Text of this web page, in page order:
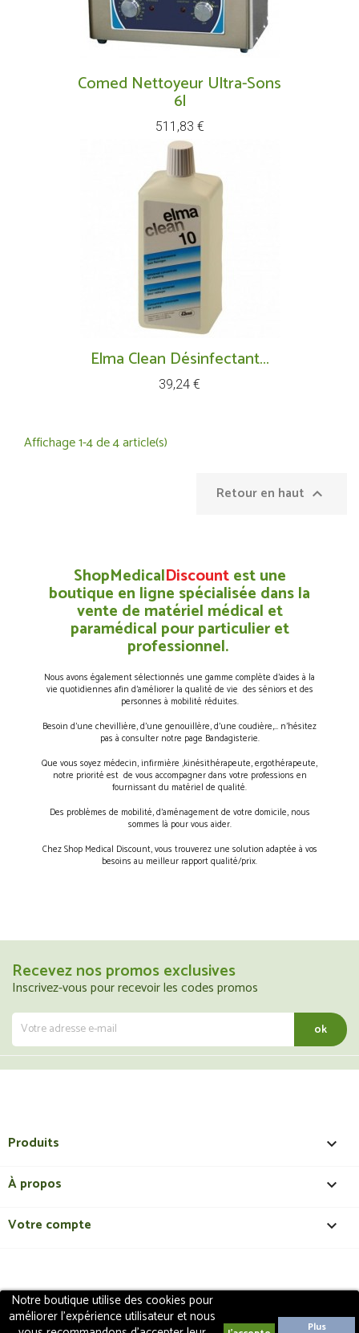
Notre boutique utilise des cookies pour
améliorer l'expérience utilisateur et nous
Plus
Comed Nettoyeur Ultra-Sons
6l
Prix
511,83 €
Elma Clean Désinfectant...
Prix
39,24 €
Affichage 1-4 de 4 article(s)
Retour en haut 
ShopMedicalDiscountest une
boutique en ligne spécialisée dans la
vente de matériel médical et
paramédical pour particulier et
professionnel.
Nous avons également sélectionnés une gamme complète d’aides à la
vie quotidiennes afin d’améliorer la qualité de vie des séniors et des
personnes à mobilité réduites.
Besoin d’une chevillière, d’une genouillère, d’une coudière,… n’hésitez
pas à consulter notre page Bandagisterie.
Que vous soyez médecin, infirmière ,kinésithérapeute, ergothérapeute,
notre priorité est de vous accompagner dans votre professions en
fournissant du matériel de qualité.
Des problèmes de mobilité, d’aménagement de votre domicile, nous
sommes là pour vous aider.
Chez Shop Medical Discount, vous trouverez une solution adaptée à vos
besoins au meilleur rapport qualité/prix.
Recevez nos promos exclusives
Inscrivez-vous pour recevoir les codes promos
Produits 
À propos 
Votre compte 
Copyright 2018 - ShopMedicalDiscount
réservés | Création de site internet EasyConceptTM